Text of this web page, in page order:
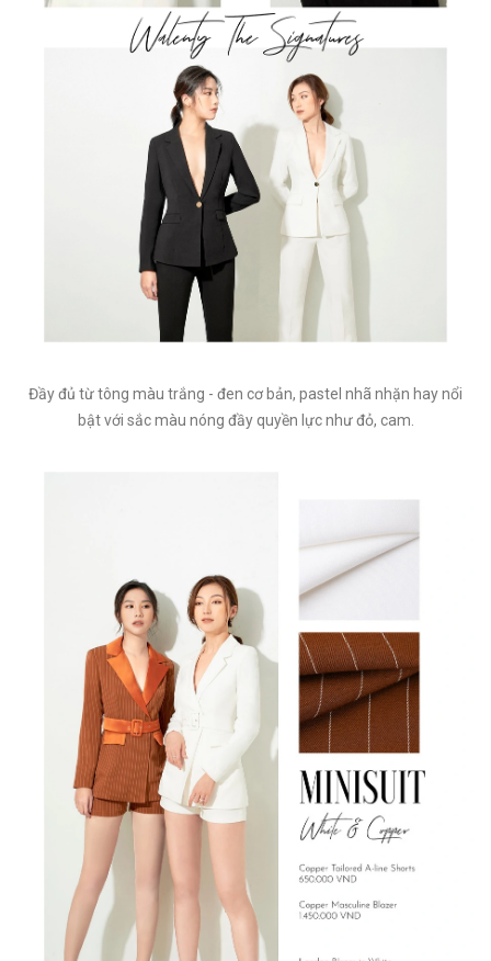
Đầy đủ từ tông màu trắng - đen cơ bản, pastel nhã nhặn hay nổi
bật với sắc màu nóng đầy quyền lực như đỏ, cam.